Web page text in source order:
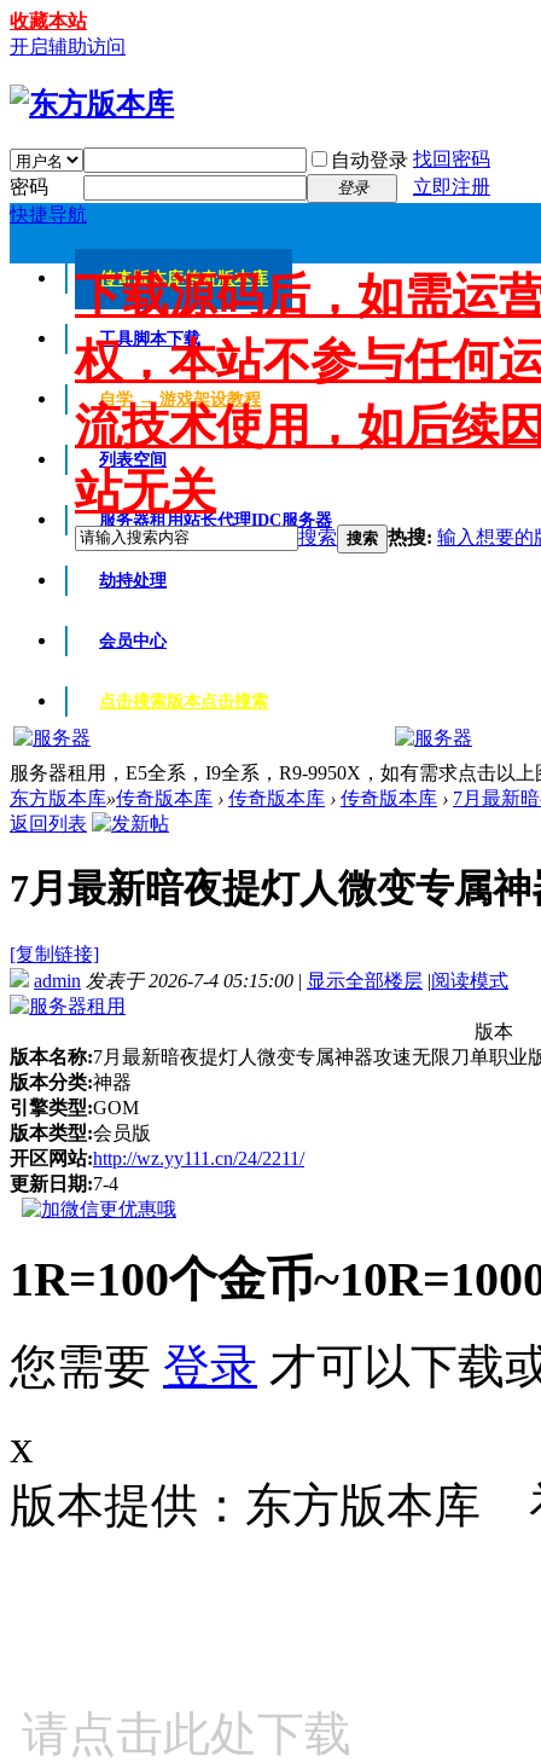
收藏本站
开启辅助访问
自动登录 找回密码
密码
登录
立即注册
快捷导航
传奇版本库传奇版本库
工具脚本下载
自学 → 游戏架设教程
列表空间
服务器租用站长代理IDC服务器
劫持处理
会员中心
点击搜索版本点击搜索
下载源码后，如需运
权，本站不参与任何
流技术使用，如后续
站无关
搜索 搜索 热搜: 输入想要的
服务器租用，E5全系，I9全系，R9-9950X，如有需求点击以
东方版本库»传奇版本库 › 传奇版本库 › 传奇版本库 › 7月最新
返回列表
7月最新暗夜提灯人微变专属
[复制链接]
admin 发表于 2026-7-4 05:15:00 | 显示全部楼层 |阅读模式
版本
版本名称:7月最新暗夜提灯人微变专属神器攻速无限刀单职业
版本分类:神器
引擎类型:GOM
版本类型:会员版
开区网站:http://wz.yy111.cn/24/2211/
更新日期:7-4
1R=100个金币
您需要 登录 才可以下载
x
版本提供：东方版本库
请点击此处下载